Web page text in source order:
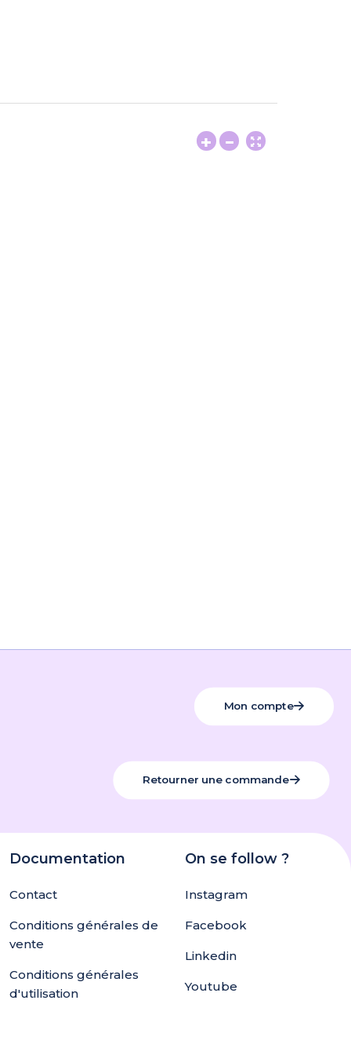
Mon compte
Retourner une commande
Documentation
Contact
Conditions générales de
vente
Conditions générales
d'utilisation
On se follow ?
Instagram
Facebook
Linkedin
Youtube